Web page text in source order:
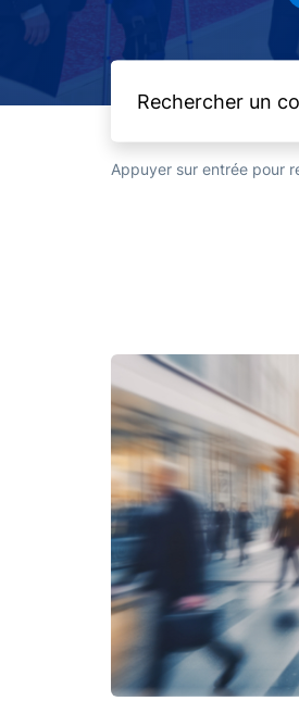
Appuyer sur entrée pour
Image